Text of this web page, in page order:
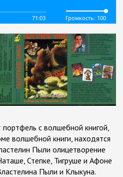
71:03 Громкость: 100
с волшебной книгой,
волшебной книги, находятся
Пыли олицетворение
Степке, Тигруше и Афоне
Пыли и Клыкуна.